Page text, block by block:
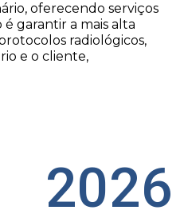
oferecendo serviços
é garantir a mais alta
radiológicos,
e o cliente,
2026